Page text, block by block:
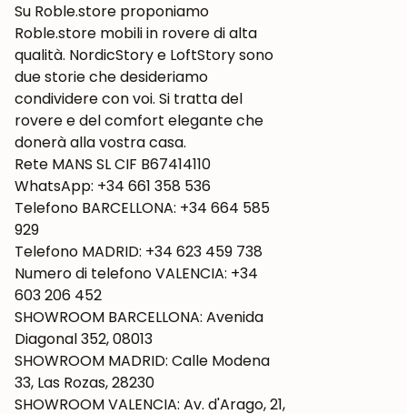
Su Roble.store proponiamo
Roble.store mobili in rovere di alta
qualità. NordicStory e LoftStory sono
due storie che desideriamo
condividere con voi. Si tratta del
rovere e del comfort elegante che
donerà alla vostra casa.
Rete MANS SL CIF B67414110
WhatsApp: +34 661 358 536
Telefono BARCELLONA: +34 664 585
929
Telefono MADRID: +34 623 459 738
Numero di telefono VALENCIA: +34
603 206 452
SHOWROOM BARCELLONA: Avenida
Diagonal 352, 08013
SHOWROOM MADRID: Calle Modena
33, Las Rozas, 28230
SHOWROOM VALENCIA: Av. d'Arago, 21,